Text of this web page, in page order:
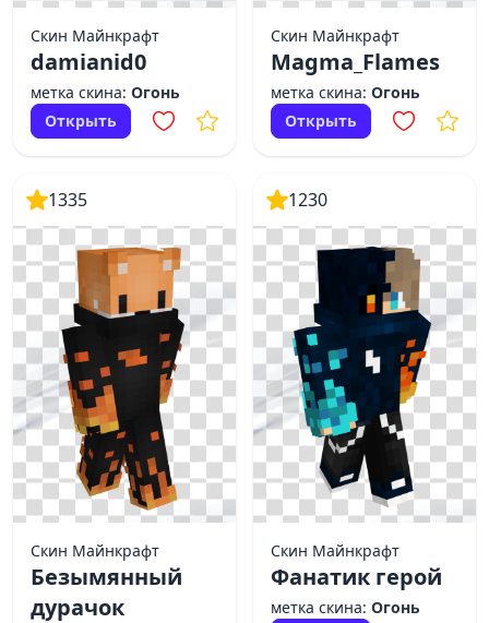
Скин Майнкрафт
damianid0
метка скина: Огонь
Открыть
Скин Майнкрафт
Magma_Flames
метка скина: Огонь
Открыть
1335
Скин Майнкрафт
Безымянный
дурачок
1230
Скин Майнкрафт
Фанатик герой
метка скина: Огонь